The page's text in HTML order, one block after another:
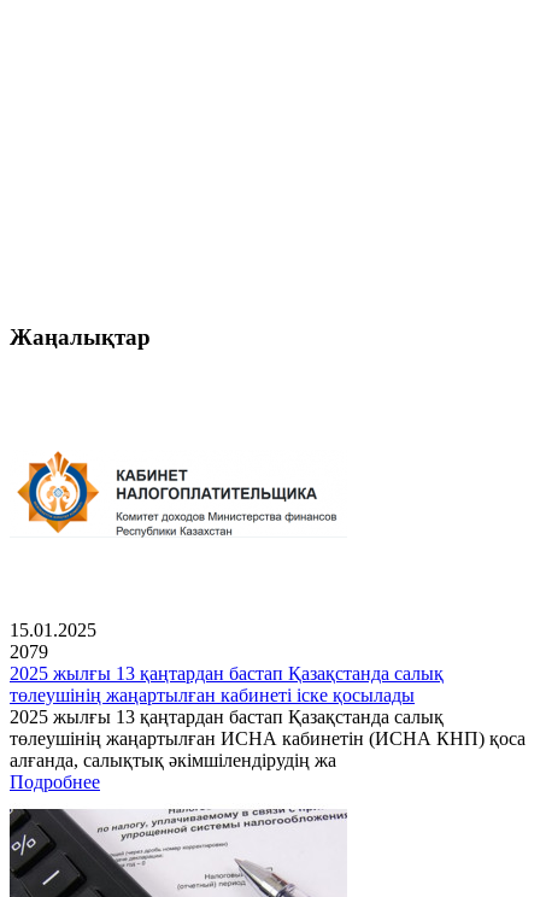
Жаңалықтар
15.01.2025
2079
2025 жылғы 13 қаңтардан бастап Қазақстанда салық
төлеушінің жаңартылған кабинеті іске қосылады
2025 жылғы 13 қаңтардан бастап Қазақстанда салық
төлеушінің жаңартылған ИСНА кабинетін (ИСНА КНП) қоса
алғанда, салықтық әкімшілендірудің жа
Подробнее